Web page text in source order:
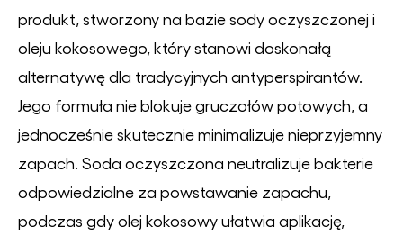
produkt, stworzony na bazie sody oczyszczonej i
oleju kokosowego, który stanowi doskonałą
alternatywę dla tradycyjnych antyperspirantów.
Jego formuła nie blokuje gruczołów potowych, a
jednocześnie skutecznie minimalizuje nieprzyjemny
zapach. Soda oczyszczona neutralizuje bakterie
odpowiedzialne za powstawanie zapachu,
podczas gdy olej kokosowy ułatwia aplikację,